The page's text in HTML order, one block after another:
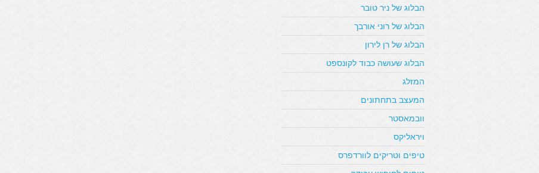
הבלוג של ניר טובר
הבלוג של רוני אורבך
הבלוג של רן לירון
הבלוג שעושה כבוד לקונספט
המזלג
המעצב בתחתונים
וובמאסטר
ויראליקס
טיפים וטריקים לוורדפרס